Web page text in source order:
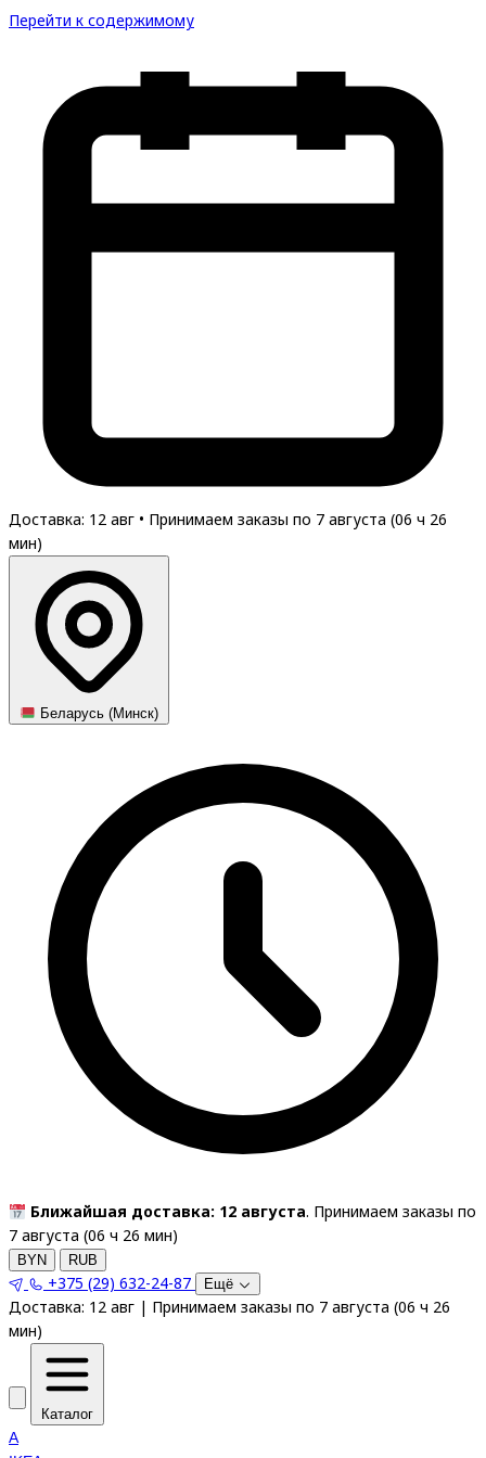
Перейти к содержимому
Доставка: 12 авг • Принимаем заказы по 7 августа (06 ч 26
мин)
Беларусь (Минск)
Ближайшая доставка: 12 августа. Принимаем заказы по
7 августа (06 ч 26 мин)
BYN RUB
+375 (29) 632-24-87 Ещё
Доставка: 12 авг | Принимаем заказы по 7 августа (06 ч 26
мин)
Каталог
A